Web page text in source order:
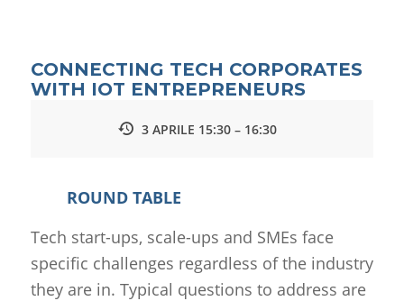
CONNECTING TECH CORPORATES
WITH IOT ENTREPRENEURS
3 APRILE 15:30 – 16:30
ROUND TABLE
Tech start-ups, scale-ups and SMEs face
specific challenges regardless of the industry
they are in. Typical questions to address are